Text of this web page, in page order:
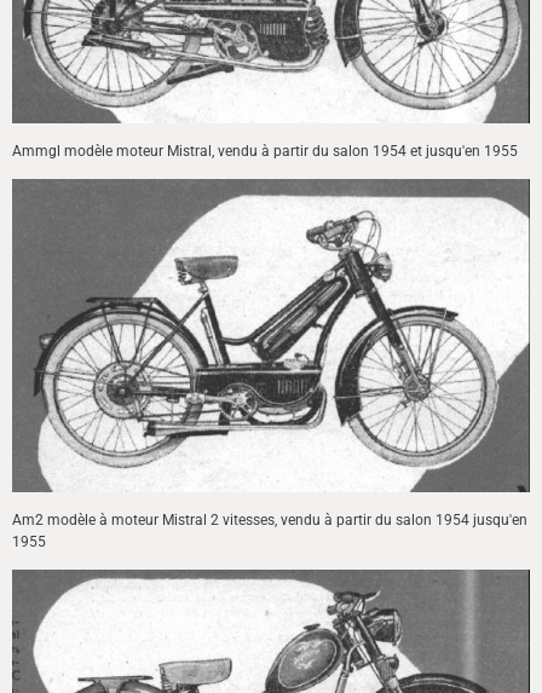
Ammgl modèle moteur Mistral, vendu à partir du salon 1954 et jusqu'en 1955
Am2 modèle à moteur Mistral 2 vitesses, vendu à partir du salon 1954 jusqu'en
1955